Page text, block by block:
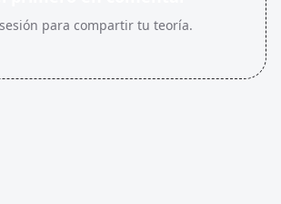
para compartir tu teoría.